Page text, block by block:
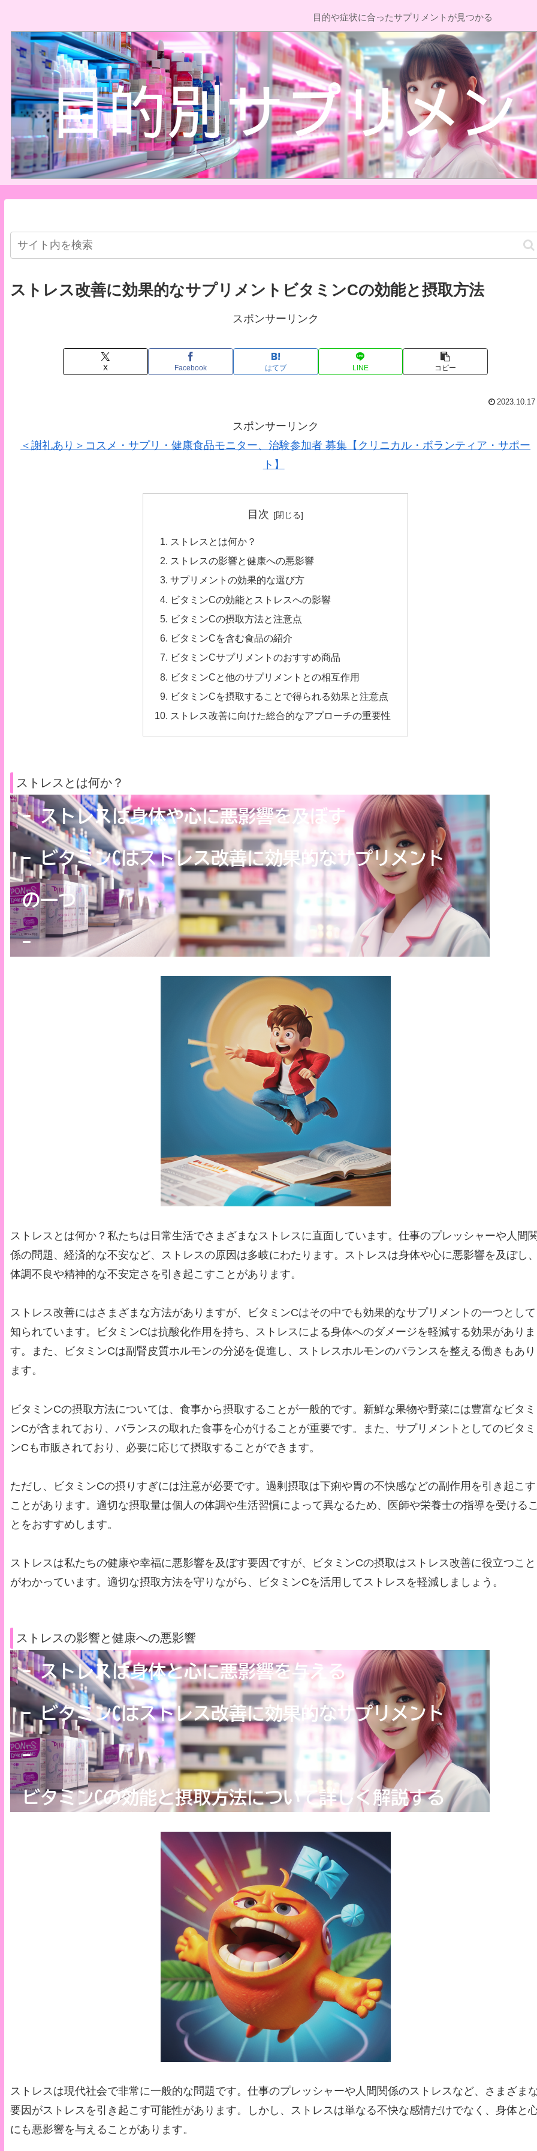
目的や症状に合ったサプリメントが見つかる
ストレス改善に効果的なサプリメントビタミンCの効能と摂取方法
スポンサーリンク
X Facebook はてブ LINE コピー
2023.10.17
スポンサーリンク
＜謝礼あり＞コスメ・サプリ・健康食品モニター、治験参加者 募集【クリニカル・ボランティア・サポー
ト】
目次
ストレスとは何か？
ストレスの影響と健康への悪影響
サプリメントの効果的な選び方
ビタミンCの効能とストレスへの影響
ビタミンCの摂取方法と注意点
ビタミンCを含む食品の紹介
ビタミンCサプリメントのおすすめ商品
ビタミンCと他のサプリメントとの相互作用
ビタミンCを摂取することで得られる効果と注意点
ストレス改善に向けた総合的なアプローチの重要性
ストレスとは何か？
ストレスとは何か？私たちは日常生活でさまざまなストレスに直面しています。仕事のプレッシャーや人間
係の問題、経済的な不安など、ストレスの原因は多岐にわたります。ストレスは身体や心に悪影響を及ぼし
体調不良や精神的な不安定さを引き起こすことがあります。
ストレス改善にはさまざまな方法がありますが、ビタミンCはその中でも効果的なサプリメントの一つとして
知られています。ビタミンCは抗酸化作用を持ち、ストレスによる身体へのダメージを軽減する効果がありま
す。また、ビタミンCは副腎皮質ホルモンの分泌を促進し、ストレスホルモンのバランスを整える働きもあり
ます。
ビタミンCの摂取方法については、食事から摂取することが一般的です。新鮮な果物や野菜には豊富なビタミ
ンCが含まれており、バランスの取れた食事を心がけることが重要です。また、サプリメントとしてのビタミ
ンCも市販されており、必要に応じて摂取することができます。
ただし、ビタミンCの摂りすぎには注意が必要です。過剰摂取は下痢や胃の不快感などの副作用を引き起こす
ことがあります。適切な摂取量は個人の体調や生活習慣によって異なるため、医師や栄養士の指導を受ける
とをおすすめします。
ストレスは私たちの健康や幸福に悪影響を及ぼす要因ですが、ビタミンCの摂取はストレス改善に役立つこと
がわかっています。適切な摂取方法を守りながら、ビタミンCを活用してストレスを軽減しましょう。
ストレスの影響と健康への悪影響
ストレスは現代社会で非常に一般的な問題です。仕事のプレッシャーや人間関係のストレスなど、さまざま
要因がストレスを引き起こす可能性があります。しかし、ストレスは単なる不快な感情だけでなく、身体と
にも悪影響を与えることがあります。